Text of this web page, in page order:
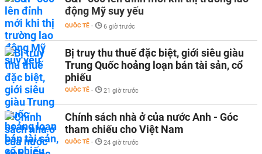
động Mỹ suy yếu
QUỐC TẾ - 6 giờ trước
Bị truy thu thuế đặc biệt, giới siêu giàu
Trung Quốc hoảng loạn bán tài sản, cổ
phiếu
QUỐC TẾ - 21 giờ trước
Chính sách nhà ở của nước Anh - Góc
tham chiếu cho Việt Nam
QUỐC TẾ - 24 giờ trước